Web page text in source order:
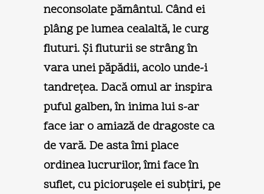
neconsolate pământul. Când ei
plâng pe lumea cealaltă, le curg
fluturi. Şi fluturii se strâng în
vara unei păpădii, acolo unde-i
tandreţea. Dacă omul ar inspira
puful galben, în inima lui s-ar
face iar o amiază de dragoste ca
de vară. De asta îmi place
ordinea lucrurilor, îmi face în
suflet, cu picioruşele ei subţiri, pe